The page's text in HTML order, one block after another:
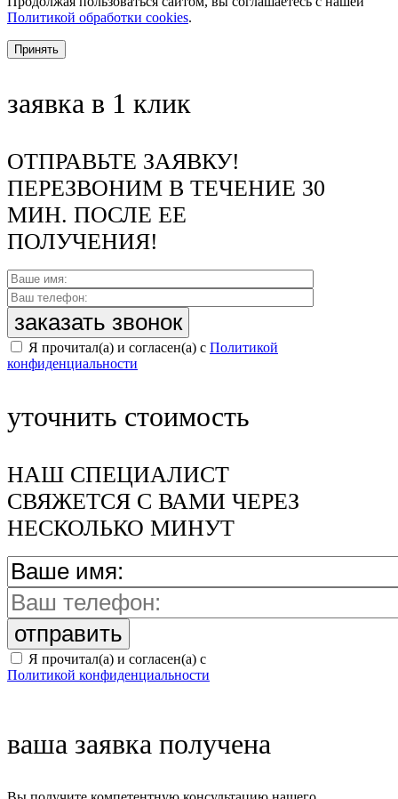
Политикой обработки cookies.
Принять
заявка в 1 клик
ОТПРАВЬТЕ ЗАЯВКУ!
ПЕРЕЗВОНИМ В ТЕЧЕНИЕ 30
МИН. ПОСЛЕ ЕЕ
ПОЛУЧЕНИЯ!
Я прочитал(а) и согласен(а) с Политикой
конфиденциальности
уточнить стоимость
НАШ СПЕЦИАЛИСТ
СВЯЖЕТСЯ С ВАМИ ЧЕРЕЗ
НЕСКОЛЬКО МИНУТ
Я прочитал(а) и согласен(а) с
Политикой конфиденциальности
ваша заявка получена